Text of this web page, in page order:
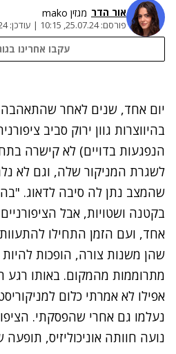
אור הדר מגזין mako
פורסם:25.07.24, 10:15
| עודכן:
עקבו אחרינו
יום אחד, שנים לאחר
בהיווצרות גוון ירוק סביב
הנפגעות בדויים) לא קישרה
לשגרת המניקור שלה, וגם לא
שהמצב נתן לה סיבה לדאוג.
בקטנה ושטויות, אבל
אחד, ועם הזמן התחילו
שהן משנות צורה, הופכות להיות
מתרוממות מהמקום. באותו
אפילו לא אמרתי כלום
נעלמו גם אחרי שהפסקתי.
נועה חוותה אוניכוליזיס,